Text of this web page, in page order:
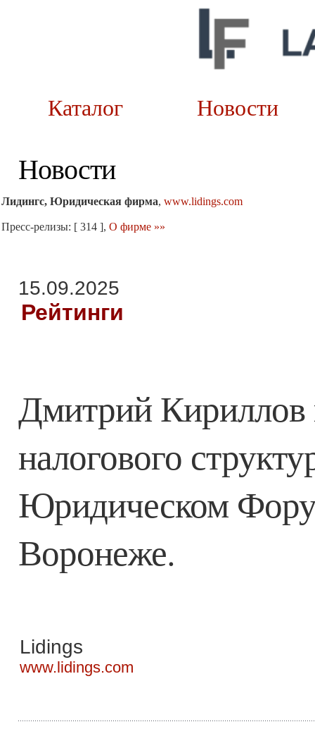
Каталог
Новости
Лидингс, Юридическая фирма, www.lidings.com
Пресс-релизы: [ 314 ], О фирме »»
15.09.2025
Рейтинги
Дмитрий Кириллов
налогового
Юридическом
Воронеже.
Lidings
www.lidings.com